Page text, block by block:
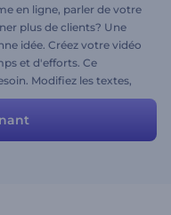
en ligne, parler de votre
plus de clients? Une
idée. Créez votre vidéo
et d'efforts. Ce
Modifiez les textes,
les couleurs, puis cliquez